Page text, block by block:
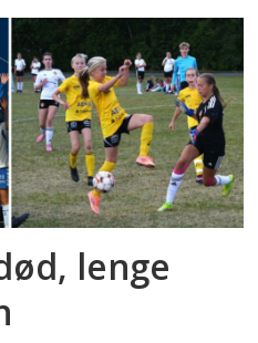
lenge